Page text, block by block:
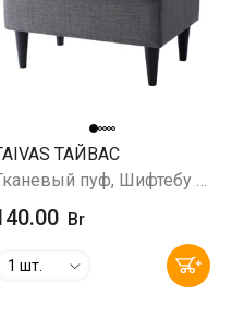
ТАЙВАС
Br
1 шт.